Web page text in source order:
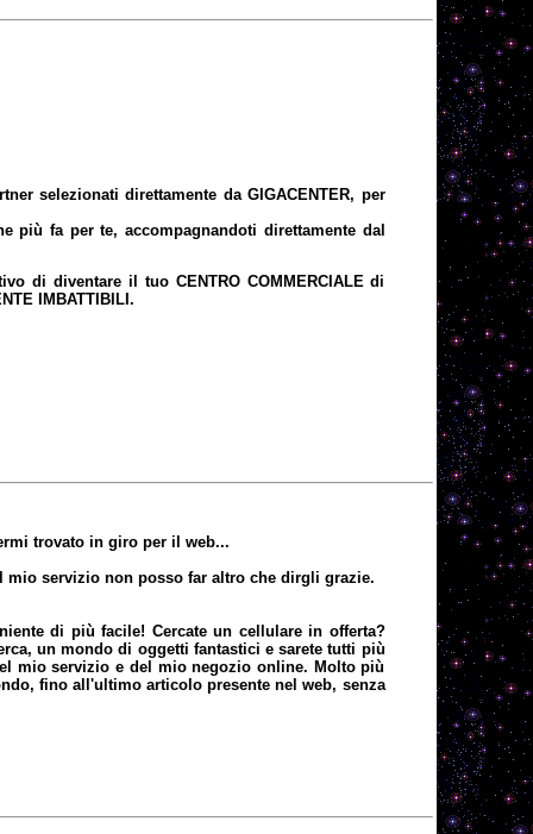
selezionati direttamente da GIGACENTER, per
più fa per te, accompagnandoti direttamente dal
di diventare il tuo CENTRO COMMERCIALE di
IMBATTIBILI.
trovato in giro per il web...
mio servizio non posso far altro che dirgli grazie.
di più facile! Cercate un cellulare in offerta?
un mondo di oggetti fantastici e sarete tutti più
mio servizio e del mio negozio online. Molto più
fino all'ultimo articolo presente nel web, senza